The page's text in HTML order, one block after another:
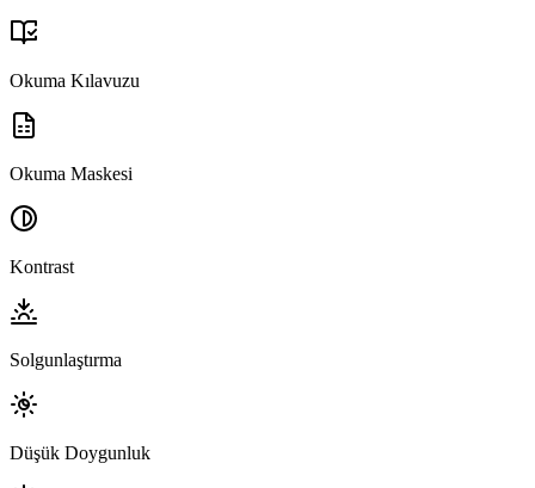
Okuma Kılavuzu
Okuma Maskesi
Kontrast
Solgunlaştırma
Düşük Doygunluk